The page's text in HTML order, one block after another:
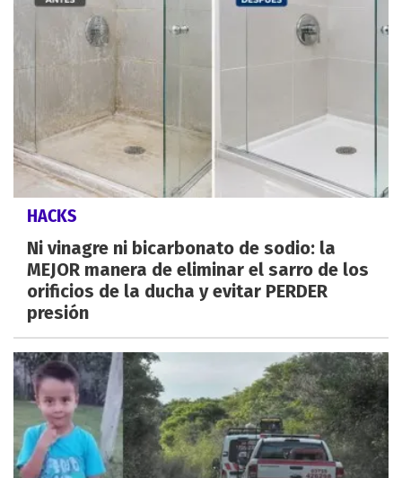
HACKS
Ni vinagre ni bicarbonato de sodio: la
MEJOR manera de eliminar el sarro de los
orificios de la ducha y evitar PERDER
presión